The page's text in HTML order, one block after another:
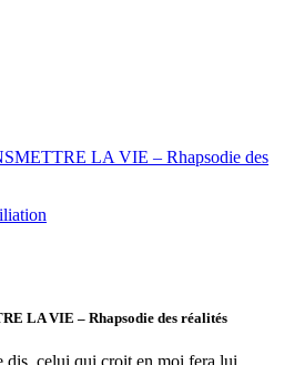
LA VIE – Rhapsodie des réalités
dis, celui qui croit en moi fera lui